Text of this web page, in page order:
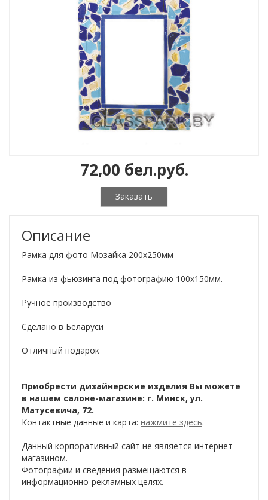
72,00 бел.pуб.
Заказать
Описание
Рамка для фото Мозайка 200х250мм
Рамка из фьюзинга под фотографию 100х150мм.
Ручное производство
Сделано в Беларуси
Отличный подарок
Приобрести дизайнерские изделия Вы можете
в нашем салоне-магазине: г. Минск, ул.
Матусевича, 72.
Контактные данные и карта: нажмите здесь.
Данный корпоративный сайт не является интернет-
магазином.
Фотографии и сведения размещаются в
информационно-рекламных целях.